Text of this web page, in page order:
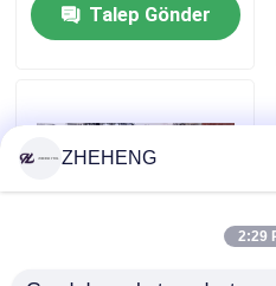
paslanmaz çelik boru
Paslanmaz Çelik Boru
Talep Gönder
ZHEHENG
2:29